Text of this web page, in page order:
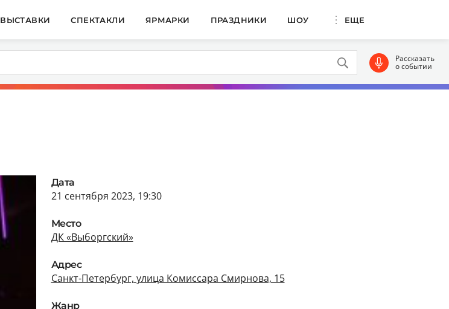
ВЫСТАВКИ СПЕКТАКЛИ ЯРМАРКИ ПРАЗДНИКИ ШОУ ЕЩЕ
Рассказать
о событии
Дата
21 сентября 2023, 19:30
Место
ДК «Выборгский»
Адрес
Санкт-Петербург, улица Комиссара Смирнова, 15
Жанр